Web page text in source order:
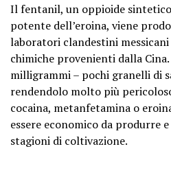
Il fentanil, un oppioide
potente dell’eroina, viene
laboratori clandestini
chimiche provenienti dalla
milligrammi – pochi granelli di
rendendolo molto più
cocaina, metanfetamina o
essere economico da produrre
stagioni di coltivazione.